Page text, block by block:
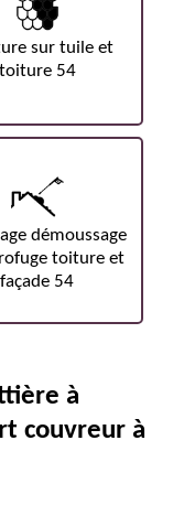
sur tuile et
toiture 54
démoussage
toiture et
façade 54
à
couvreur à